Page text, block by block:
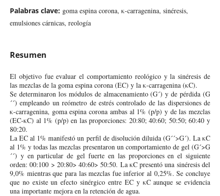
Palabras clave: goma espina corona, κ-carragenina, sinéresis,
emulsiones cárnicas, reología
Resumen
El objetivo fue evaluar el comportamiento reológico y la sinéresis de
las mezclas de la goma espina corona (EC) y la κ-carragenina (κC).
Se determinaron los módulos de almacenamiento (G´) y de pérdida (G
´´) empleando un reómetro de estrés controlado de las dispersiones de
κ-carragenina, goma espina corona ambas al 1% (p/p) y de las mezclas
(EC-κC) al 1% (p/p) en las proporciones: 20:80; 40:60; 50:50; 60:40 y
80:20.
La EC al 1% manifestó un perfil de disolución diluida (G´´>G´). La κC
al 1% y todas las mezclas presentaron un comportamiento de gel (G´>G
´´) y en particular de gel fuerte en las proporciones en el siguiente
orden: 00:100 > 20:80> 40:60> 50:50. La κC presentó una sinéresis del
9,0% mientras que para las mezclas fue inferior al 0,25%. Se concluye
que no existe un efecto sinérgico entre EC y κC aunque se evidencia
una importante mejora en la retención de agua.